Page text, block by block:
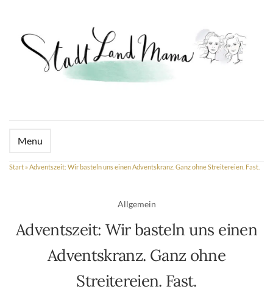
Menu
Start » Adventszeit: Wir basteln uns einen Adventskranz. Ganz ohne Streitereien. Fast.
Allgemein
Adventszeit: Wir basteln uns einen
Adventskranz. Ganz ohne
Streitereien. Fast.